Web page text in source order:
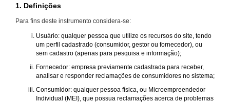
1. Definições
Para fins deste instrumento considera-se:
Usuário: qualquer pessoa que utilize os recursos do site, tendo
um perfil cadastrado (consumidor, gestor ou fornecedor), ou
sem cadastro (apenas para pesquisa e informação);
Fornecedor: empresa previamente cadastrada para receber,
analisar e responder reclamações de consumidores no sistema;
Consumidor: qualquer pessoa física, ou Microempreendedor
Individual (MEI), que possua reclamações acerca de problemas